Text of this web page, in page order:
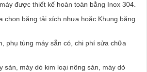
được thiết kế hoàn toàn bằng Inox 304.
chọn băng tải xích nhựa hoặc Khung băng
phụ tùng máy sẵn có, chi phí sửa chữa
sản, máy dò kim loại nông sản, máy dò